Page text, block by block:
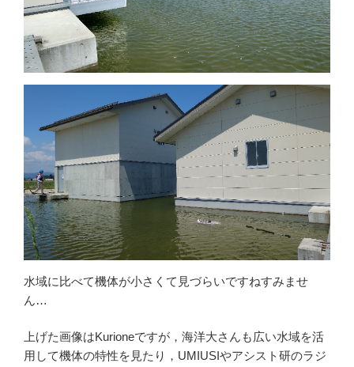
水域に比べて機体が小さくて見づらいですねすみませ
ん…
上げた画像はKurioneですが，海洋大さんも広い水域を活
用して機体の特性を見たり，UMIUSIやアシスト研のラジ